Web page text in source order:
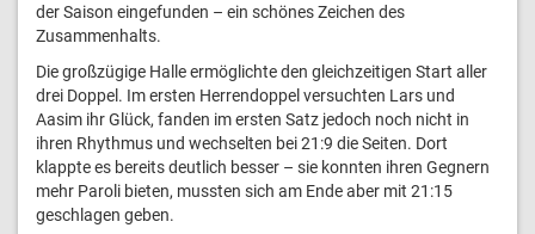
der Saison eingefunden – ein schönes Zeichen des
Zusammenhalts.
Die großzügige Halle ermöglichte den gleichzeitigen Start aller
drei Doppel. Im ersten Herrendoppel versuchten Lars und
Aasim ihr Glück, fanden im ersten Satz jedoch noch nicht in
ihren Rhythmus und wechselten bei 21:9 die Seiten. Dort
klappte es bereits deutlich besser – sie konnten ihren Gegnern
mehr Paroli bieten, mussten sich am Ende aber mit 21:15
geschlagen geben.